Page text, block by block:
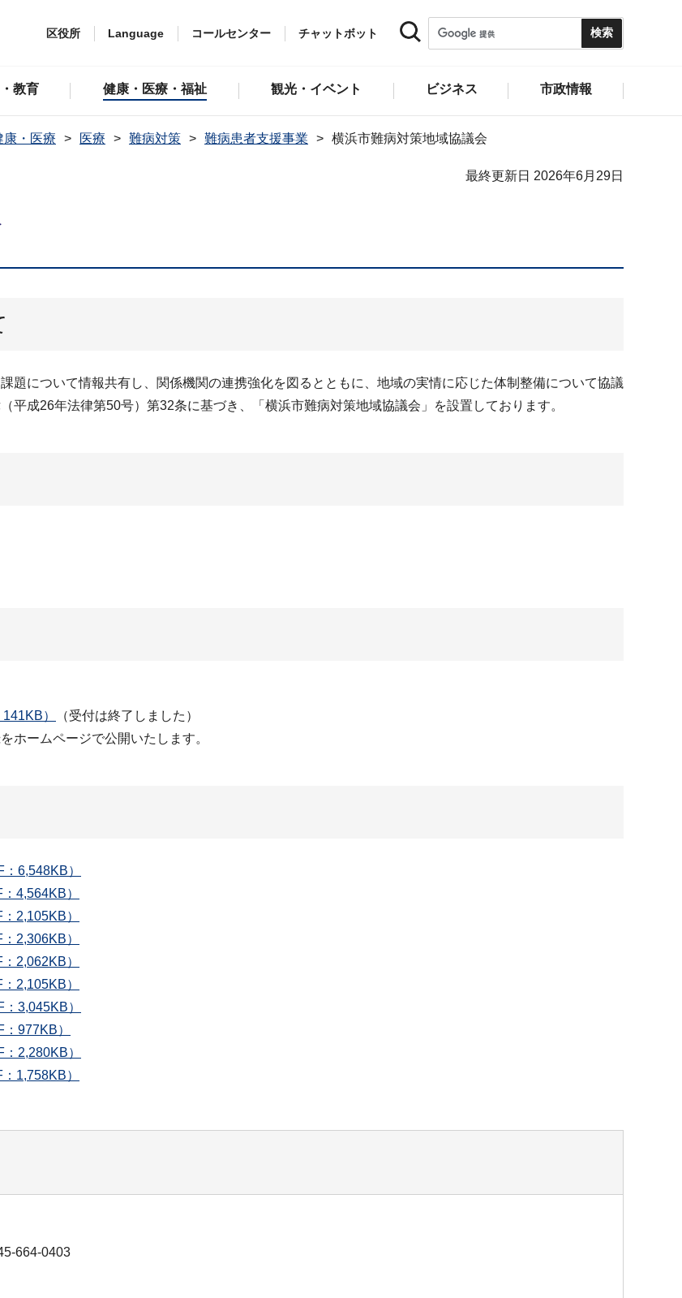
区役所 Language コールセンター チャットボット
教育 健康・医療・福祉 観光・イベント ビジネス 市政情報
康・医療 医療 難病対策 難病患者支援事業 横浜市難病対策地域協議会
最終更新日 2026年6月29日
題について情報共有し、関係機関の連携強化を図るとともに、地域の実情に応じた体制整備について協議
平成26年法律第50号）第32条に基づき、「横浜市難病対策地域協議会」を設置しております。
）
（受付は終了しました）
ホームページで公開いたします。
6,548KB）
4,564KB）
2,105KB）
2,306KB）
2,062KB）
2,105KB）
3,045KB）
977KB）
2,280KB）
1,758KB）
664-0403